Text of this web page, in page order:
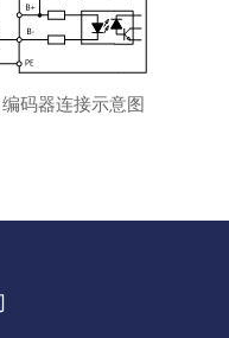
码器连接示意图